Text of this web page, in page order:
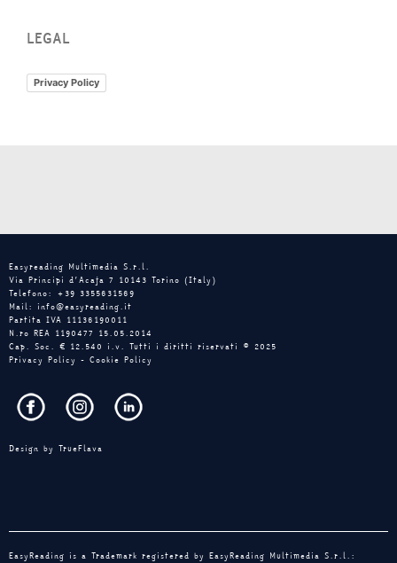
LEGAL
Privacy Policy
Easyreading Multimedia S.r.l.
Via Principi d’Acaja 7 10143 Torino (Italy)
Telefono: +39 3355631569
Mail: info@easyreading.it
Partita IVA 11136190011
N.ro REA 1190477 15.05.2014
Cap. Soc. € 12.540 i.v. Tutti i diritti riservati © 2025
Privacy Policy - Cookie Policy
Design by TrueFlava
EasyReading is a Trademark registered by EasyReading Multimedia S.r.l.: